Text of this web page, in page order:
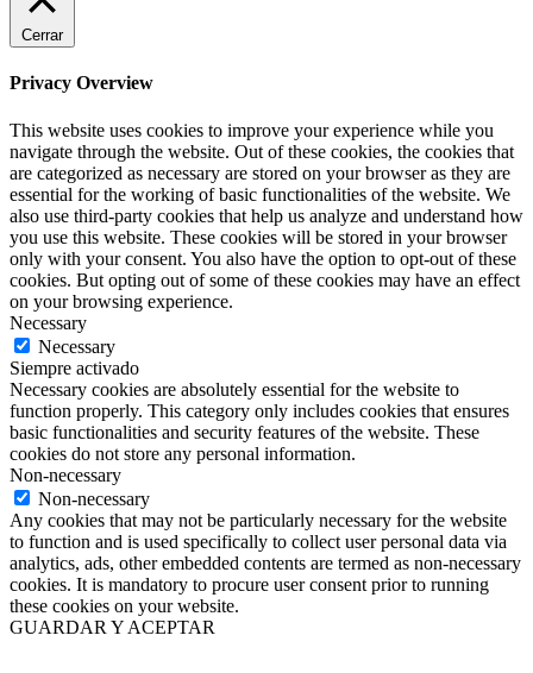
Cerrar
Privacy Overview
This website uses cookies to improve your experience while you
navigate through the website. Out of these cookies, the cookies that
are categorized as necessary are stored on your browser as they are
essential for the working of basic functionalities of the website. We
also use third-party cookies that help us analyze and understand how
you use this website. These cookies will be stored in your browser
only with your consent. You also have the option to opt-out of these
cookies. But opting out of some of these cookies may have an effect
on your browsing experience.
Necessary
Necessary
Siempre activado
Necessary cookies are absolutely essential for the website to
function properly. This category only includes cookies that ensures
basic functionalities and security features of the website. These
cookies do not store any personal information.
Non-necessary
Non-necessary
Any cookies that may not be particularly necessary for the website
to function and is used specifically to collect user personal data via
analytics, ads, other embedded contents are termed as non-necessary
cookies. It is mandatory to procure user consent prior to running
these cookies on your website.
GUARDAR Y ACEPTAR